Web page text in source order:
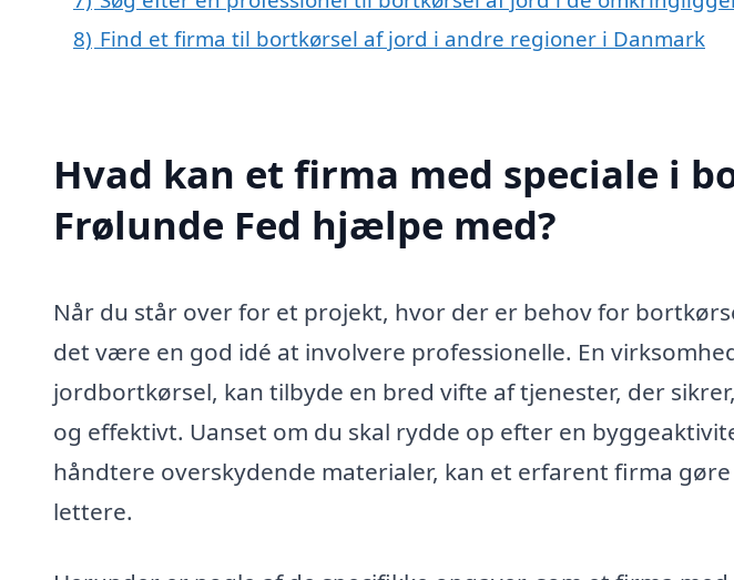
8) Find et firma til bortkørsel af jord i andre regioner i Danmark
Hvad kan et firma med speciale i
Frølunde Fed hjælpe med?
Når du står over for et projekt, hvor der er behov for
det være en god idé at involvere professionelle. En
jordbortkørsel, kan tilbyde en bred vifte af tjenester, der
og effektivt. Uanset om du skal rydde op efter en
håndtere overskydende materialer, kan et erfarent firma
lettere.